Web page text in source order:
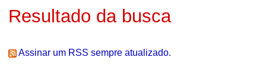
Resultado da busca
Assinar um RSS sempre atualizado.